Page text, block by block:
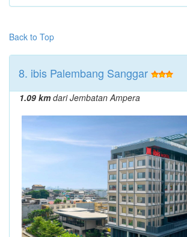
Back to Top
8. ibis Palembang Sanggar
1.09 kmdari Jembatan Ampera